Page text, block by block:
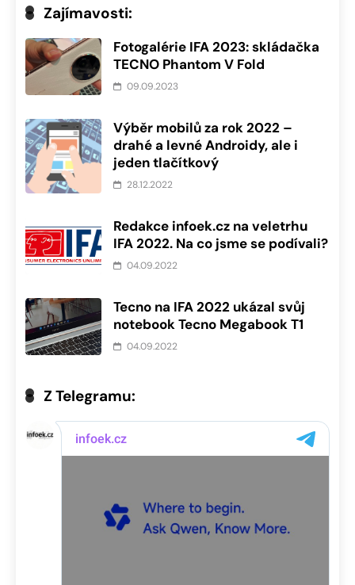
Zajímavosti:
Fotogalérie IFA 2023: skládačka
TECNO Phantom V Fold
09.09.2023
Výběr mobilů za rok 2022 –
drahé a levné Androidy, ale i
jeden tlačítkový
28.12.2022
Redakce infoek.cz na veletrhu
IFA 2022. Na co jsme se podívali?
04.09.2022
Tecno na IFA 2022 ukázal svůj
notebook Tecno Megabook T1
04.09.2022
Z Telegramu: